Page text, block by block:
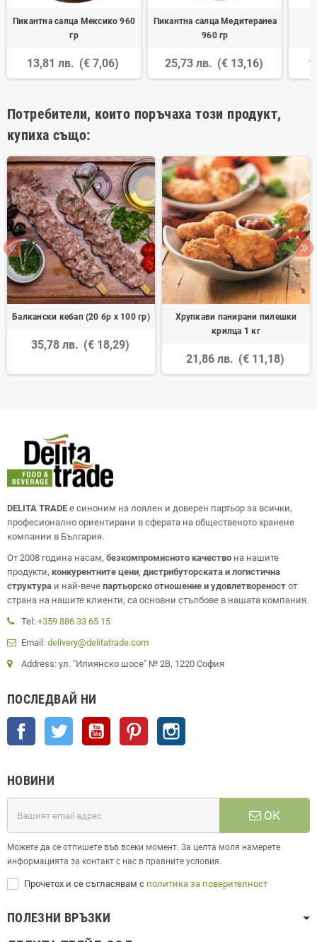
Пикантна салца Мексико 960
гр
13,81 лв. (€ 7,06)
Пикантна салца Медитеранеа
960 гр
25,73 лв. (€ 13,16)
Потребители, които поръчаха този продукт,
купиха също:
Балкански кебап (20 бр х 100 гр)
35,78 лв. (€ 18,29)
Хрупкави панирани пилешки
крилца 1 кг
21,86 лв. (€ 11,18)
DELITA TRADE е синоним на лоялен и доверен партьор за всички,
професионално ориентирани в сферата на общественото хранене
компании в България.
От 2008 година насам, безкомпромисното качество на нашите
продукти, конкурентните цени, дистрибуторската и логистична
структура и най-вече партьорско отношение и удовлетвореност от
страна на нашите клиенти, са основни стълбове в нашата компания.
Tel: +359 886 33 65 15
Email: delivery@delitatrade.com
Address: ул. "Илиянско шосе" № 2В, 1220 София
ПОСЛЕДВАЙ НИ
Facebook Twitter YouTube Pinterest
НОВИНИ
ОК
Можете да се отпишете във всеки момент. За целта моля намерете
информацията за контакт с нас в правните условия.
Прочетох и се съгласявам с политика за поверителност
ПОЛЕЗНИ ВРЪЗКИ